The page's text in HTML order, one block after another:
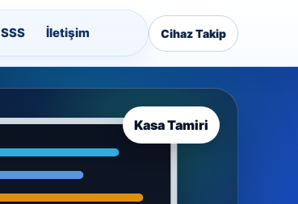
SSS İletişim Cihaz Takip
Kasa Tamiri